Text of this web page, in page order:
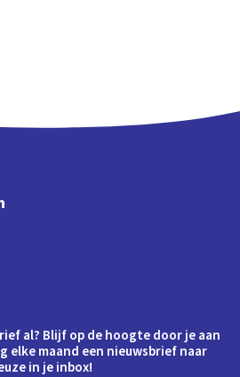
al? Blijf op de hoogte door je aan
elke maand een nieuwsbrief naar
in je inbox!